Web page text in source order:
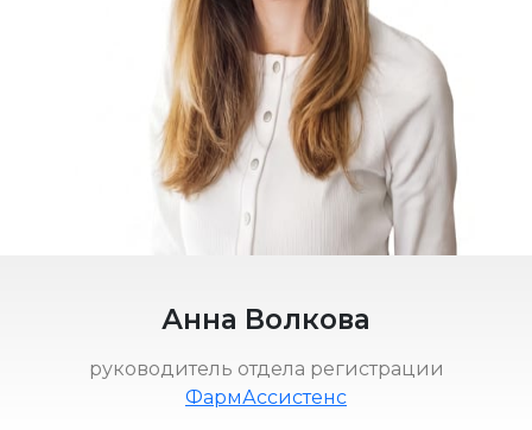
Анна Волкова
руководитель отдела регистрации
ФармАссистенс